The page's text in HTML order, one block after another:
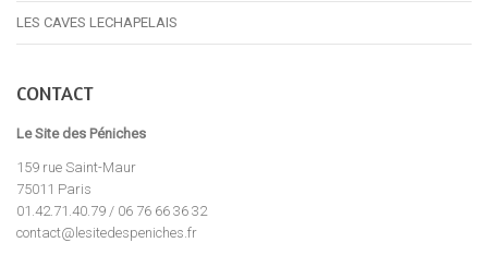
LES CAVES LECHAPELAIS
CONTACT
Le Site des Péniches
159 rue Saint-Maur
75011 Paris
01.42.71.40.79 / 06 76 66 36 32
contact@lesitedespeniches.fr